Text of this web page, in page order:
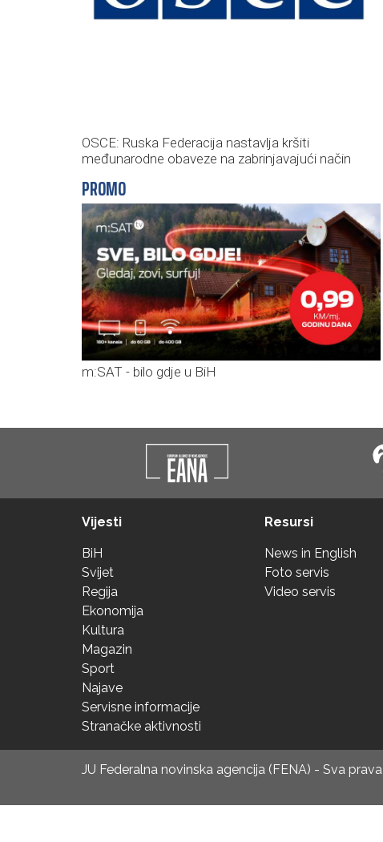
OSCE: Ruska Federacija nastavlja kršiti
međunarodne obaveze na zabrinjavajući način
PROMO
m:SAT - bilo gdje u BiH
Vijesti
BiH
Svijet
Regija
Ekonomija
Kultura
Magazin
Sport
Najave
Servisne informacije
Stranačke aktivnosti
Resursi
News in English
Foto servis
Video servis
JU Federalna novinska agencija (FENA) - Sva